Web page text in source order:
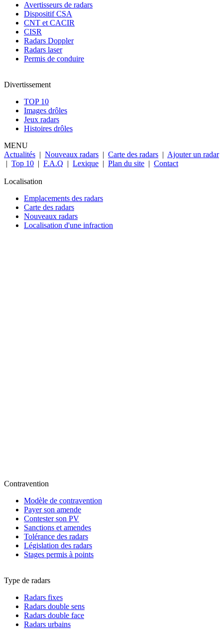
Avertisseurs de radars
Dispositif CSA
CNT et CACIR
CISR
Radars Doppler
Radars laser
Permis de conduire
Divertissement
TOP 10
Images drôles
Jeux radars
Histoires drôles
MENU
Actualités | Nouveaux radars | Carte des radars | Ajouter un radar
| Top 10 | F.A.Q | Lexique | Plan du site | Contact
Localisation
Emplacements des radars
Carte des radars
Nouveaux radars
Localisation d'une infraction
Contravention
Modèle de contravention
Payer son amende
Contester son PV
Sanctions et amendes
Tolérance des radars
Législation des radars
Stages permis à points
Type de radars
Radars fixes
Radars double sens
Radars double face
Radars urbains